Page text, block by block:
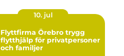
10. jul
Flyttfirma Örebro trygg
flytthjälp för privatpersoner
och familjer